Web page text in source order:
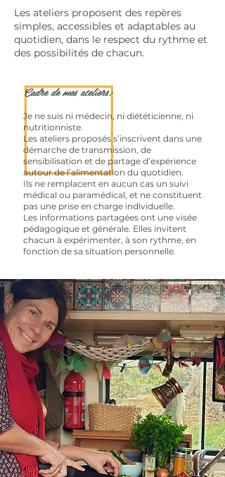
Les ateliers proposent des repères
simples, accessibles et adaptables au
quotidien, dans le respect du rythme et
des possibilités de chacun.
Cadre de mes ateliers:
Je ne suis ni médecin, ni diététicienne, ni
nutritionniste.
Les ateliers proposés s’inscrivent dans une
démarche de transmission, de
sensibilisation et de partage d’expérience
autour de l’alimentation du quotidien.
Ils ne remplacent en aucun cas un suivi
médical ou paramédical, et ne constituent
pas une prise en charge individuelle.
Les informations partagées ont une visée
pédagogique et générale. Elles invitent
chacun à expérimenter, à son rythme, en
fonction de sa situation personnelle.